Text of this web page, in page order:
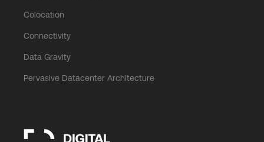
Colocation
Connectivity
Data Gravity
Pervasive Datacenter Architecture